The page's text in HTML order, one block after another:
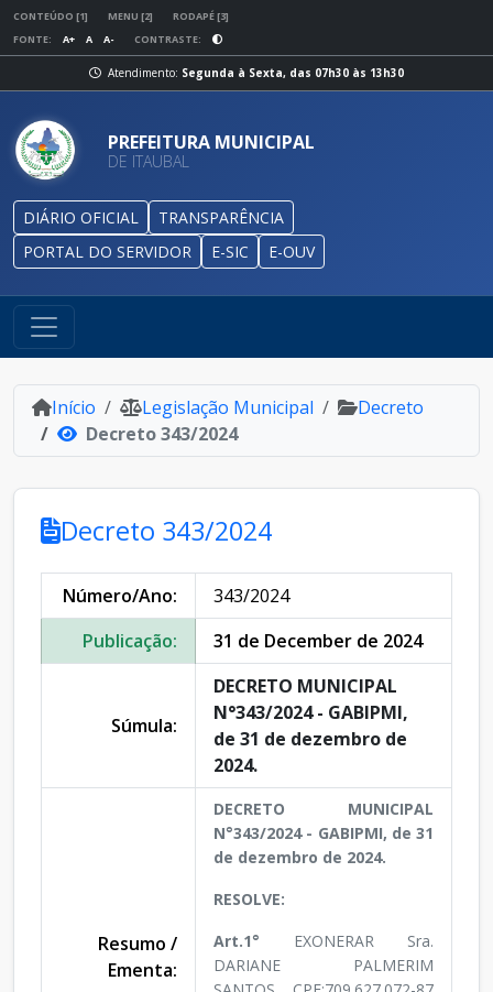
CONTEÚDO [1] MENU [2]
RODAPÉ [3]
FONTE:
A+ A A- CONTRASTE:
Atendimento: Segunda à Sexta, das 07h30 às 13h30
PREFEITURA MUNICIPAL
DE ITAUBAL
DIÁRIO OFICIAL
TRANSPARÊNCIA
PORTAL DO SERVIDOR
E-SIC E-OUV
Início Legislação Municipal
Decreto
Decreto 343/2024
Decreto 343/2024
Número/Ano:
343/2024
Publicação:
31 de December de 2024
Súmula:
DECRETO MUNICIPAL
N°343/2024 - GABIPMI,
de 31 de dezembro de
2024.
Resumo /
Ementa:
DECRETO MUNICIPAL
N°343/2024 - GABIPMI, de 31
de dezembro de 2024.
RESOLVE:
Art.1° EXONERAR Sra.
DARIANE PALMERIM